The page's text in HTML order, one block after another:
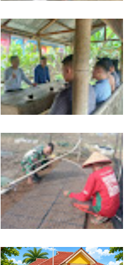
Semangat Gotong Royong,
Babinsa dan Warga Bersihkan
Penampungan Air Masjid
Sambil Ngopi, Plh. Pasiter
Kodim 0118/Subulussalam
Beri Motivasi Pemuda Calon
Peserta Seleksi Komcad